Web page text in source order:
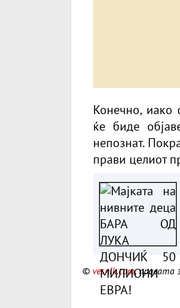
Конечно, иако
ќе биде
непознат.
прави целиот
© vesnik.com, правата